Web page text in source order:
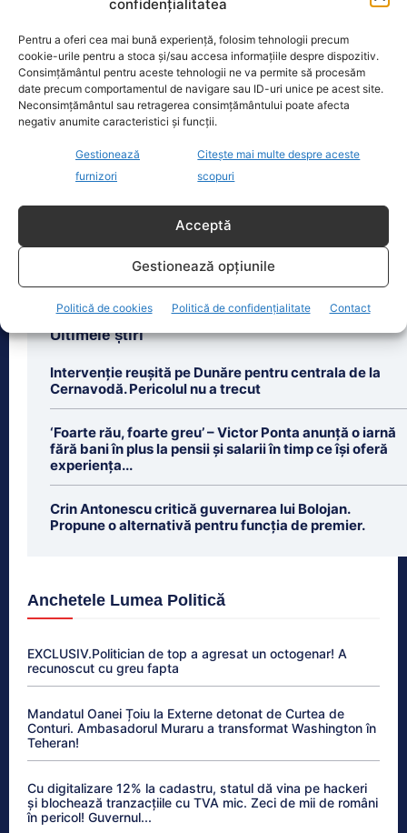
confidențialitatea
Pentru a oferi cea mai bună experiență, folosim tehnologii precum
cookie-urile pentru a stoca și/sau accesa informațiile despre dispozitiv.
Consimțământul pentru aceste tehnologii ne va permite să procesăm
date precum comportamentul de navigare sau ID-uri unice pe acest site.
Neconsimțământul sau retragerea consimțământului poate afecta
negativ anumite caracteristici și funcții.
Gestionează
furnizori
Citește mai multe despre aceste
scopuri
Acceptă
Gestionează opțiunile
Politică de cookies Politică de confidențialitate Contact
Oficiul de Știri
Procurorul George Bucurică a fost reținut după ce a tras
Procurorul George Bucurică, de la
Parchetul de pe lângă Tribunalul
de ore după un
Ultimele știri
Intervenție reușită pe Dunăre pentru centrala de la
Cernavodă. Pericolul nu a trecut
‘Foarte rău, foarte greu’ – Victor Ponta anunță o iarnă
fără bani în plus la pensii și salarii în timp ce își oferă
experiența...
Crin Antonescu critică guvernarea lui Bolojan.
Propune o alternativă pentru funcția de premier.
Anchetele Lumea Politică
EXCLUSIV.Politician de top a agresat un octogenar! A
recunoscut cu greu fapta
Mandatul Oanei Țoiu la Externe detonat de Curtea de
Conturi. Ambasadorul Muraru a transformat Washington în
Teheran!
Cu digitalizare 12% la cadastru, statul dă vina pe hackeri
și blochează tranzacțiile cu TVA mic. Zeci de mii de români
în pericol! Guvernul...